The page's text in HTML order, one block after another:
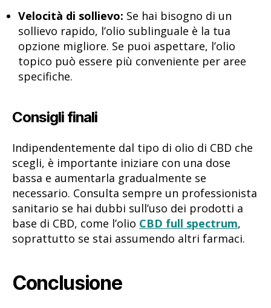
Velocità di sollievo: Se hai bisogno di un
sollievo rapido, l’olio sublinguale è la tua
opzione migliore. Se puoi aspettare, l’olio
topico può essere più conveniente per aree
specifiche.
Consigli finali
Indipendentemente dal tipo di olio di CBD che
scegli, è importante iniziare con una dose
bassa e aumentarla gradualmente se
necessario. Consulta sempre un professionista
sanitario se hai dubbi sull’uso dei prodotti a
base di CBD, come l’olio CBD full spectrum,
soprattutto se stai assumendo altri farmaci.
Conclusione